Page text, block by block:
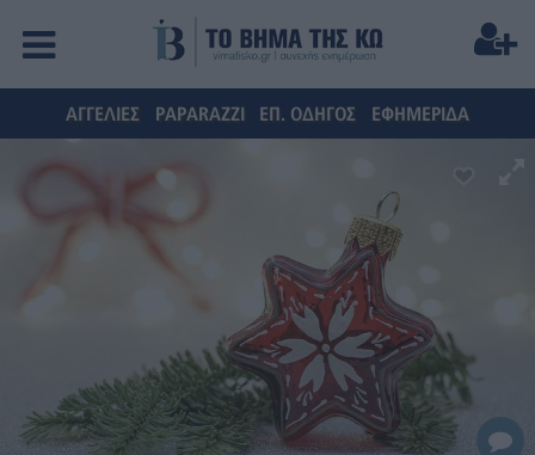
ΑΓΓΕΛΙΕΣ PAPARAZZI ΕΠ. ΟΔΗΓΟΣ ΕΦΗΜΕΡΙΔΑ